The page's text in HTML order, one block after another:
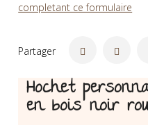
completant ce formulaire
Partager
Hochet
en bois noir